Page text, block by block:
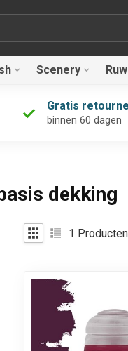
Scenery
Gratis
binnen 60 dagen
dekking
1 Producten